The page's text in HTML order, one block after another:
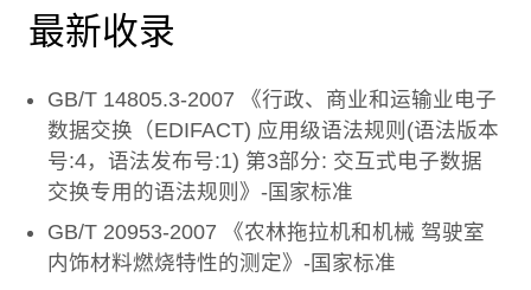
最新收录
GB/T 14805.3-2007 《行政、商业和运输业电子
数据交换（EDIFACT) 应用级语法规则(语法版本
号:4，语法发布号:1) 第3部分: 交互式电子数据
交换专用的语法规则》-国家标准
GB/T 20953-2007 《农林拖拉机和机械 驾驶室
内饰材料燃烧特性的测定》-国家标准